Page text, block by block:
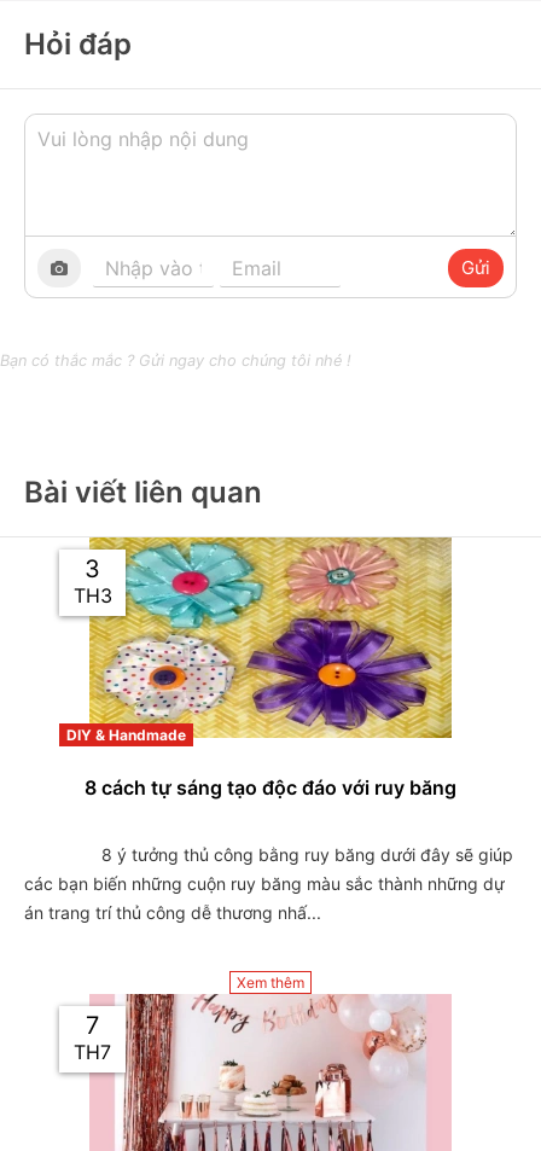
Hỏi đáp
Gửi
Bạn có thắc mắc ? Gửi ngay cho chúng tôi nhé !
Bài viết liên quan
3
TH3
DIY & Handmade
8 cách tự sáng tạo độc đáo với ruy băng
các bạn biến những cuộn ruy băng màu sắc thành những dự
án trang trí thủ công dễ thương nhấ...
Xem thêm
7
TH7